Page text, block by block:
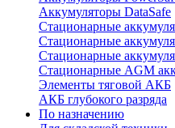
Аккумуляторы DataSafe
Стационарные
Стационарные
Стационарные
Стационарные AGM
Элементы тяговой АКБ
АКБ глубокого разряда
По назначению